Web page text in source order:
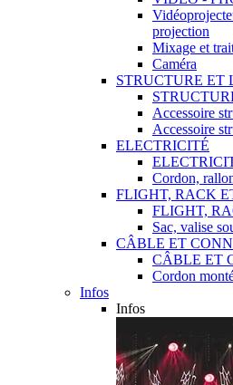
projection
Mixage et
Caméra
STRUCTURE ET
Accessoire
Accessoire
ELECTRICITÉ
Cordon,
FLIGHT, RACK
FLIGHT,
Sac, valise
CÂBLE ET
CÂBLE ET
Cordon
Infos
Infos